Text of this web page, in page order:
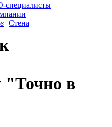
специалисты
Стена
"Точно в